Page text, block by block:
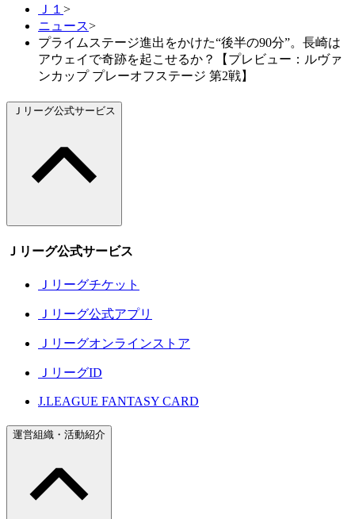
Ｊ１ >
ニュース>
プライムステージ進出をかけた“後半の90分”。長崎は
アウェイで奇跡を起こせるか？【プレビュー：ルヴァ
ンカップ プレーオフステージ 第2戦】
Ｊリーグ公式サービス
Ｊリーグ公式サービス
Ｊリーグチケット
Ｊリーグ公式アプリ
Ｊリーグオンラインストア
ＪリーグID
J.LEAGUE FANTASY CARD
運営組織・活動紹介